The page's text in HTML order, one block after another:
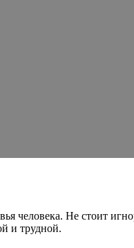
человека. Не стоит
и трудной.